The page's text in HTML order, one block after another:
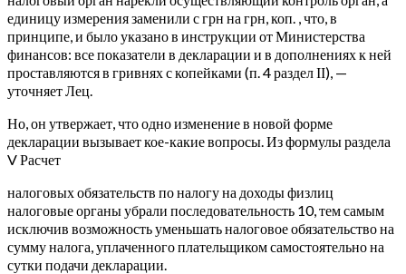
единицу измерения заменили с грн на грн, коп. , что, в
принципе, и было указано в инструкции от Министерства
финансов: все показатели в декларации и в дополнениях к ней
проставляются в гривнях с копейками (п. 4 раздел ІІ), —
уточняет Лец.
Но, он утвержает, что одно изменение в новой форме
декларации вызывает кое-какие вопросы. Из формулы раздела
V Расчет
налоговых обязательств по налогу на доходы физлиц
налоговые органы убрали последовательность 10, тем самым
исключив возможность уменьшать налоговое обязательство на
сумму налога, уплаченного плательщиком самостоятельно на
сутки подачи декларации.